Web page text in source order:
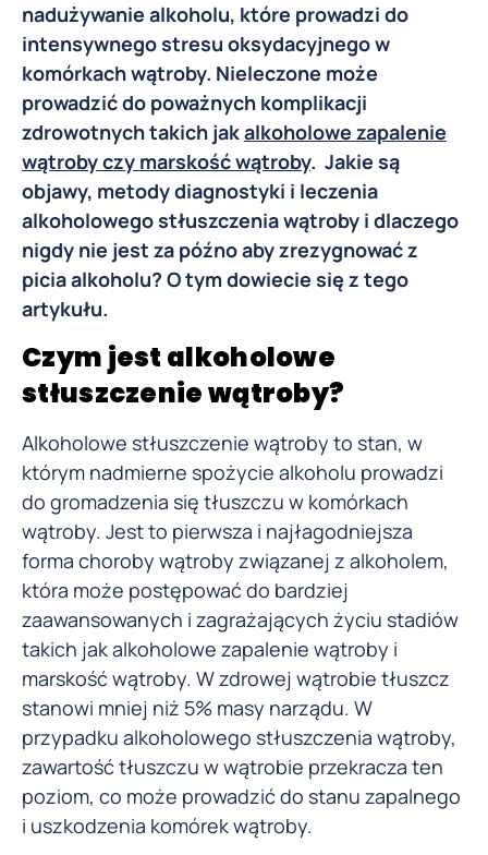
nadużywanie alkoholu, które prowadzi do
intensywnego stresu oksydacyjnego w
komórkach wątroby. Nieleczone może
prowadzić do poważnych komplikacji
zdrowotnych takich jakalkoholowe zapalenie
wątroby czy marskość wątroby. Jakie są
objawy, metody diagnostyki i leczenia
alkoholowego stłuszczenia wątroby i dlaczego
nigdy nie jest za późno aby zrezygnować z
picia alkoholu? O tym dowiecie się z tego
artykułu.
Czym jest alkoholowe
stłuszczenie wątroby?
Alkoholowe stłuszczenie wątroby to stan, w
którym nadmierne spożycie alkoholu prowadzi
do gromadzenia się tłuszczu w komórkach
wątroby. Jest to pierwsza i najłagodniejsza
forma choroby wątroby związanej z alkoholem,
która może postępować do bardziej
zaawansowanych i zagrażających życiu stadiów
takich jak alkoholowe zapalenie wątroby i
marskość wątroby. W zdrowej wątrobie tłuszcz
stanowi mniej niż 5% masy narządu. W
przypadku alkoholowego stłuszczenia wątroby,
zawartość tłuszczu w wątrobie przekracza ten
poziom, co może prowadzić do stanu zapalnego
i uszkodzenia komórek wątroby.